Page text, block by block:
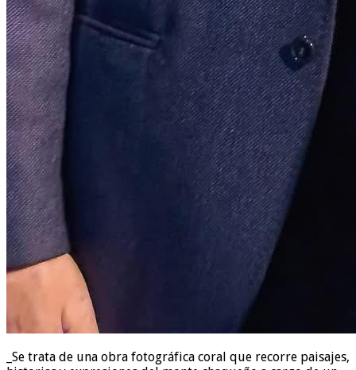
_Se trata de una obra fotográfica coral que recorre paisajes,